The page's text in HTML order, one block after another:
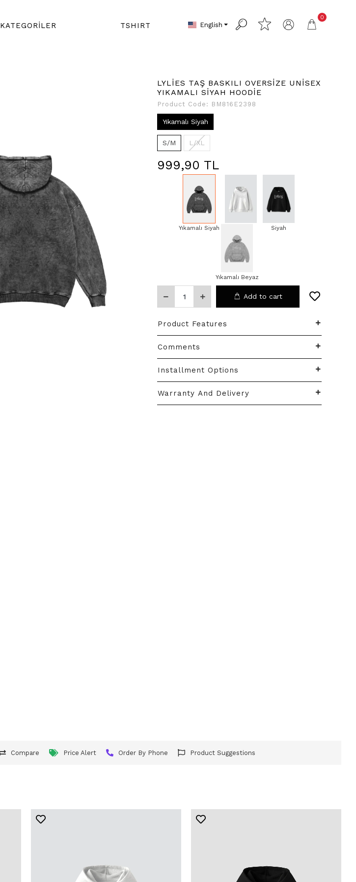
KATEGORİLER TSHIRT English
0
LYLİES TAŞ BASKILI OVERSİZE UNİSEX
YIKAMALI SİYAH HOODİE
Product Code: BM816E2398
Yıkamalı Siyah
S/M L/XL
999,90 TL
Yıkamalı Siyah Siyah
Yıkamalı Beyaz
Add to cart
Product Features
Comments
Installment Options
Warranty And Delivery
Compare Price Alert Order By Phone Product Suggestions